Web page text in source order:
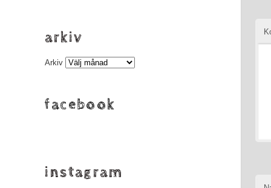
arkiv
Arkiv
facebook
instagram